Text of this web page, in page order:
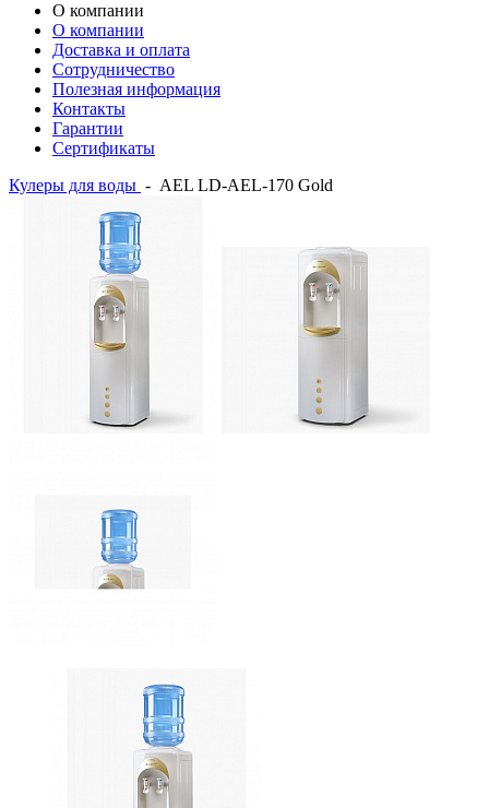
О компании
О компании
Доставка и оплата
Сотрудничество
Полезная информация
Контакты
Гарантии
Сертификаты
Кулеры для воды - AEL LD-AEL-170 Gold